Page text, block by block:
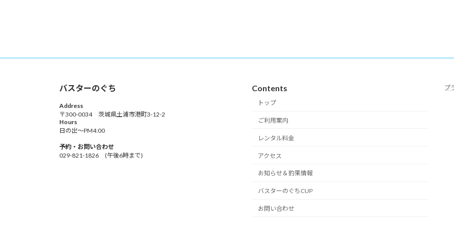
バスターのぐち
Address
〒300-0034 茨城県土浦市港町3-12-2
Hours
日の出～PM4:00
予約・お問い合わせ
029-821-1826 (午後6時まで)
Contents
トップ
ご利用案内
レンタル料金
アクセス
お知らせ＆釣果情報
バスターのぐちCUP
お問い合わせ
プ